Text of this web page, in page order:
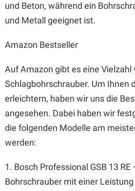
und Beton, während ein
und Metall geeignet ist.
Amazon Bestseller
Auf Amazon gibt es eine Vielzahl
Schlagbohrschrauber. Um Ihnen
erleichtern, haben wir uns die
angesehen. Dabei haben wir
die folgenden Modelle am
werden:
1. Bosch Professional GSB 13
Bohrschrauber mit einer